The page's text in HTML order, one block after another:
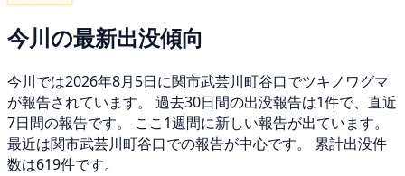
今川の最新出没傾向
今川では2026年8月5日に関市武芸川町谷口でツキノワグマ
が報告されています。 過去30日間の出没報告は1件で、直近
7日間の報告です。 ここ1週間に新しい報告が出ています。
最近は関市武芸川町谷口での報告が中心です。 累計出没件
数は619件です。